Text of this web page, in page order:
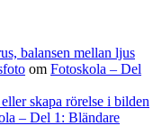
balansen mellan ljus
om Fotoskola – Del
skapa rörelse i bilden
– Del 1: Bländare